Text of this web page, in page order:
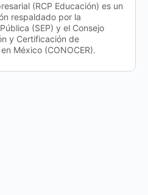
(RCP Educación) es un
respaldado por la
(SEP) y el Consejo
y Certificación de
México (CONOCER).